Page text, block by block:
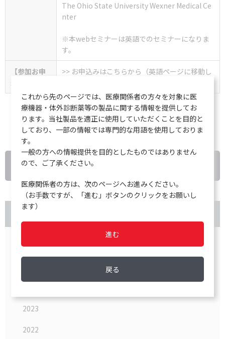
The Ohio State University Wexner Medical Ce
nter
※本webセミナーは英語でのセミナーになりま
す。
【参加お申
込み】
>> お申込みはこちらから（英語ページに移動し
2026
2023
2022
これから先のページでは、医療関係者の方々を対象に医
療機器・体外診断薬等の製品に関する情報を提供してお
ります。当社製品を適正に使用していただくことを目的と
しており、一部の情報では専門的な用語を使用しておりま
す。
一般の方への情報提供を目的としたものではありません
ので、ご了承ください。
医療関係者の方は、次のページへお進みください。
（お手数ですが、「進む」ボタンのクリックをお願いし
ます）
進む
戻る